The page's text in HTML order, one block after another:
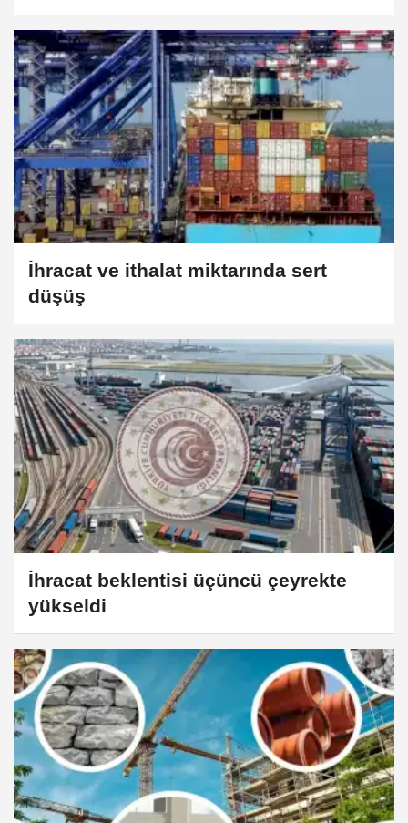
İhracat ve ithalat miktarında sert
düşüş
İhracat beklentisi üçüncü çeyrekte
yükseldi